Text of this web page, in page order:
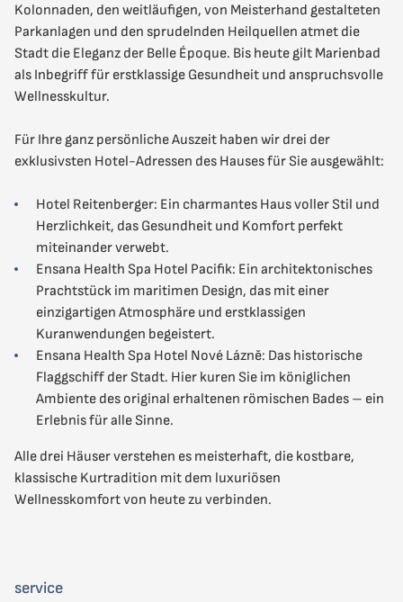
Kolonnaden, den weitläufigen, von Meisterhand gestalteten
Parkanlagen und den sprudelnden Heilquellen atmet die
Stadt die Eleganz der Belle Époque. Bis heute gilt Marienbad
als Inbegriff für erstklassige Gesundheit und anspruchsvolle
Wellnesskultur.
Für Ihre ganz persönliche Auszeit haben wir drei der
exklusivsten Hotel-Adressen des Hauses für Sie ausgewählt:
Hotel Reitenberger: Ein charmantes Haus voller Stil und
Herzlichkeit, das Gesundheit und Komfort perfekt
miteinander verwebt.
Ensana Health Spa Hotel Pacifik: Ein architektonisches
Prachtstück im maritimen Design, das mit einer
einzigartigen Atmosphäre und erstklassigen
Kuranwendungen begeistert.
Ensana Health Spa Hotel Nové Lázně: Das historische
Flaggschiff der Stadt. Hier kuren Sie im königlichen
Ambiente des original erhaltenen römischen Bades – ein
Erlebnis für alle Sinne.
Alle drei Häuser verstehen es meisterhaft, die kostbare,
klassische Kurtradition mit dem luxuriösen
Wellnesskomfort von heute zu verbinden.
service